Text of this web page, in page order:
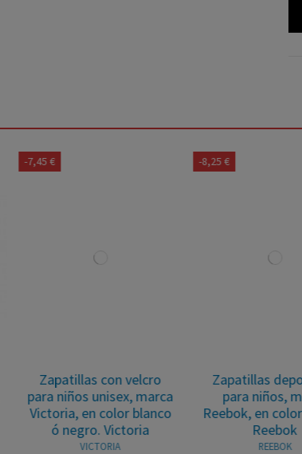
-7,45 €
Zapatillas con velcro
para niños unisex, marca
Victoria, en color blanco
ó negro. Victoria
VICTORIA
-8,25 €
Zapatillas
para niños,
Reebok, en
Reebok
REEBOK